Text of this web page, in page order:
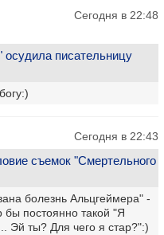
Сегодня в 22:48
осудила писательницу
Сегодня в 22:43
съемок "Смертельного
болезнь Альцгеймера" -
постоянно такой "Я
Эй ты? Для чего я стар?":)